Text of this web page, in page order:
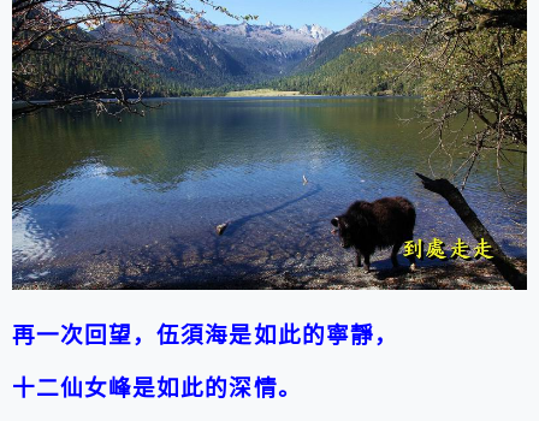
再一次回望，伍須海是如此的寧靜，
十二仙女峰是如此的深情。